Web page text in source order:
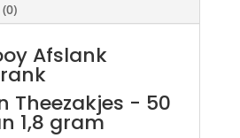
Afslank
Theezakjes - 50
1,8 gram